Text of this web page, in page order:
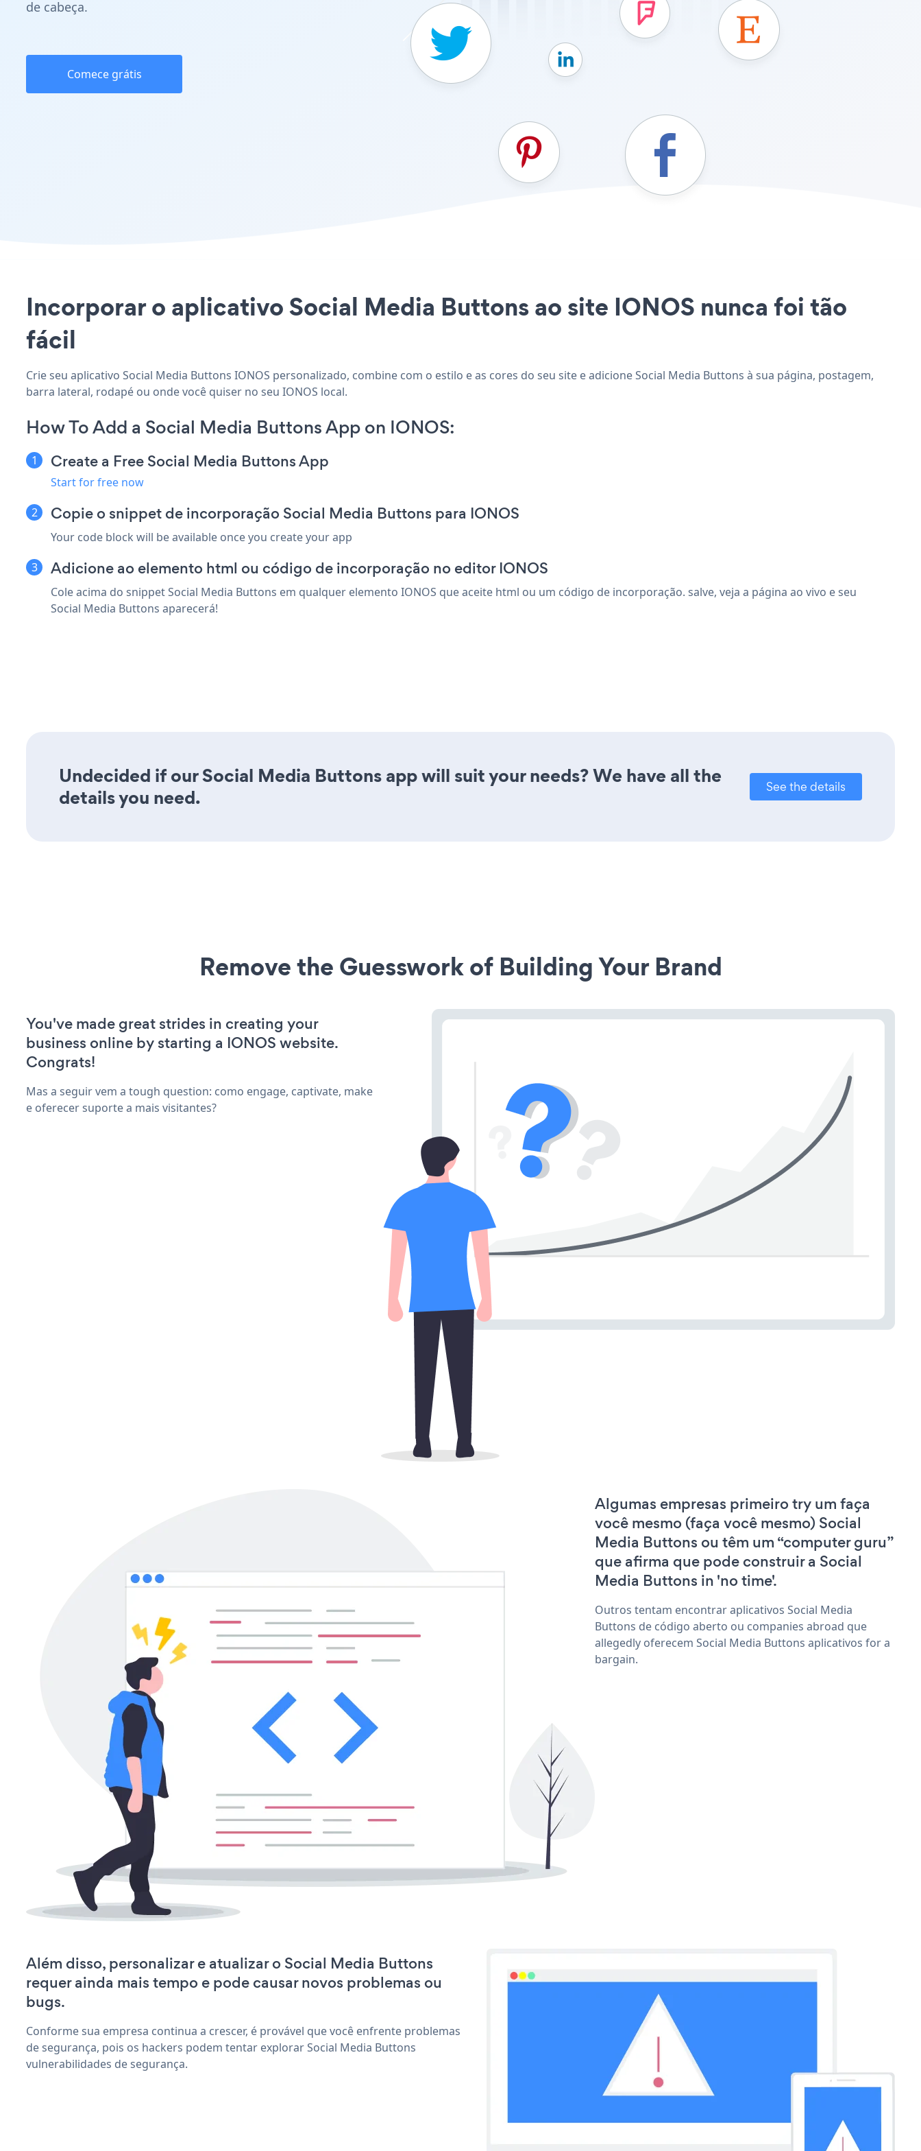
de cabeça.
Comece grátis
Incorporar o aplicativo Social Media Buttons ao site IONOS nunca foi tão
fácil
Crie seu aplicativo Social Media Buttons IONOS personalizado, combine com o estilo e as cores do seu site e adicione Social Media Buttons à sua página, postagem,
barra lateral, rodapé ou onde você quiser no seu IONOS local.
How To Add a Social Media Buttons App on IONOS:
Create a Free Social Media Buttons App
Start for free now
Copie o snippet de incorporação Social Media Buttons para IONOS
Your code block will be available once you create your app
Adicione ao elemento html ou código de incorporação no editor IONOS
Cole acima do snippet Social Media Buttons em qualquer elemento IONOS que aceite html ou um código de incorporação. salve, veja a página ao vivo e seu
Social Media Buttons aparecerá!
Undecided if our Social Media Buttons app will suit your needs? We have all the
details you need.
See the details
Remove the Guesswork of Building Your Brand
You've made great strides in creating your
business online by starting a IONOS website.
Congrats!
Mas a seguir vem a tough question: como engage, captivate, make
e oferecer suporte a mais visitantes?
Algumas empresas primeiro try um faça
você mesmo (faça você mesmo) Social
Media Buttons ou têm um “computer guru”
que afirma que pode construir a Social
Media Buttons in 'no time'.
Outros tentam encontrar aplicativos Social Media
Buttons de código aberto ou companies abroad que
allegedly oferecem Social Media Buttons aplicativos for a
bargain.
Além disso, personalizar e atualizar o Social Media Buttons
requer ainda mais tempo e pode causar novos problemas ou
bugs.
Conforme sua empresa continua a crescer, é provável que você enfrente problemas
de segurança, pois os hackers podem tentar explorar Social Media Buttons
vulnerabilidades de segurança.